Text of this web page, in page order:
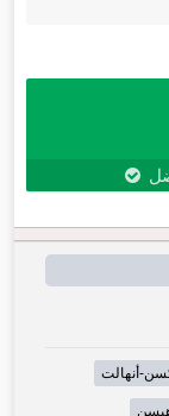
أنهالت